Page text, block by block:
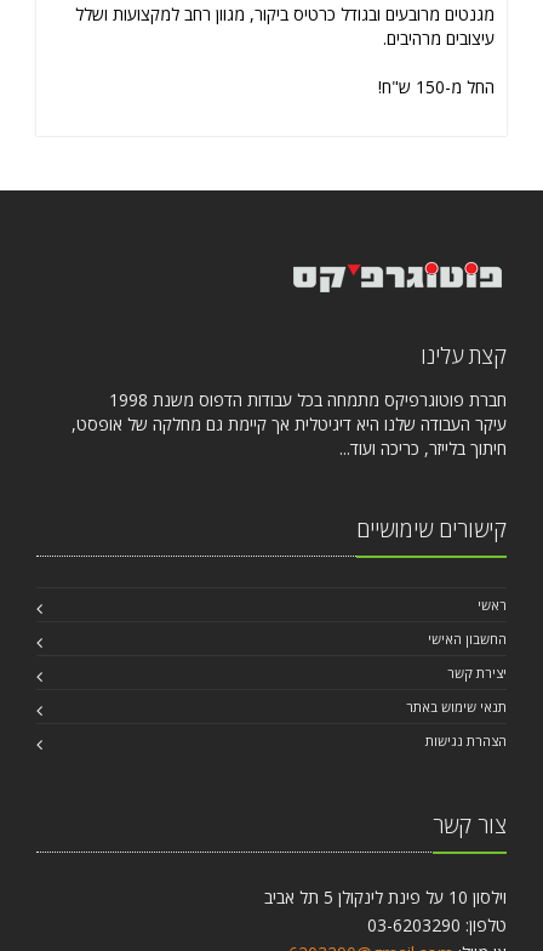
מגנטים מרובעים ובגודל כרטיס ביקור, מגוון רחב למקצועות ושלל
עיצובים מרהיבים.
החל מ-150 ש"ח!
קצת עלינו
חברת פוטוגרפיקס מתמחה בכל עבודות הדפוס משנת 1998
עיקר העבודה שלנו היא דיגיטלית אך קיימת גם מחלקה של אופסט,
חיתוך בלייזר, כריכה ועוד...
קישורים שימושיים
ראשי
החשבון האישי
יצירת קשר
תנאי שימוש באתר
הצהרת נגישות
צור קשר
וילסון 10 על פינת לינקולן 5 תל אביב
טלפון: 03-6203290